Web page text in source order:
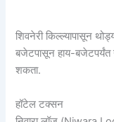
शिवनेरी किल्ल्यापासून
बजेटपासून हाय-
शकता.
हॉटेल टक्सन